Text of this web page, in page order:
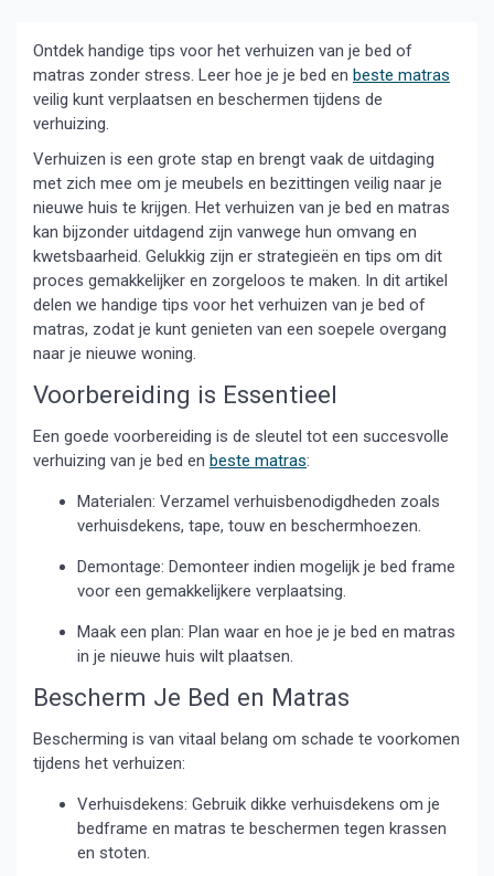
Ontdek handige tips voor het verhuizen van je bed of
matras zonder stress. Leer hoe je je bed en beste matras
veilig kunt verplaatsen en beschermen tijdens de
verhuizing.
Verhuizen is een grote stap en brengt vaak de uitdaging
met zich mee om je meubels en bezittingen veilig naar je
nieuwe huis te krijgen. Het verhuizen van je bed en matras
kan bijzonder uitdagend zijn vanwege hun omvang en
kwetsbaarheid. Gelukkig zijn er strategieën en tips om dit
proces gemakkelijker en zorgeloos te maken. In dit artikel
delen we handige tips voor het verhuizen van je bed of
matras, zodat je kunt genieten van een soepele overgang
naar je nieuwe woning.
Voorbereiding is Essentieel
Een goede voorbereiding is de sleutel tot een succesvolle
verhuizing van je bed en beste matras:
Materialen: Verzamel verhuisbenodigdheden zoals
verhuisdekens, tape, touw en beschermhoezen.
Demontage: Demonteer indien mogelijk je bed frame
voor een gemakkelijkere verplaatsing.
Maak een plan: Plan waar en hoe je je bed en matras
in je nieuwe huis wilt plaatsen.
Bescherm Je Bed en Matras
Bescherming is van vitaal belang om schade te voorkomen
tijdens het verhuizen:
Verhuisdekens: Gebruik dikke verhuisdekens om je
bedframe en matras te beschermen tegen krassen
en stoten.